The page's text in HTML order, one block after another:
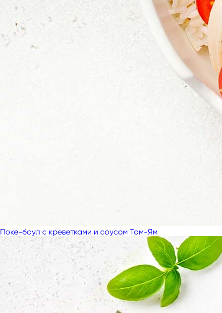
Поке-боул с креветками и соусом Том-Ям